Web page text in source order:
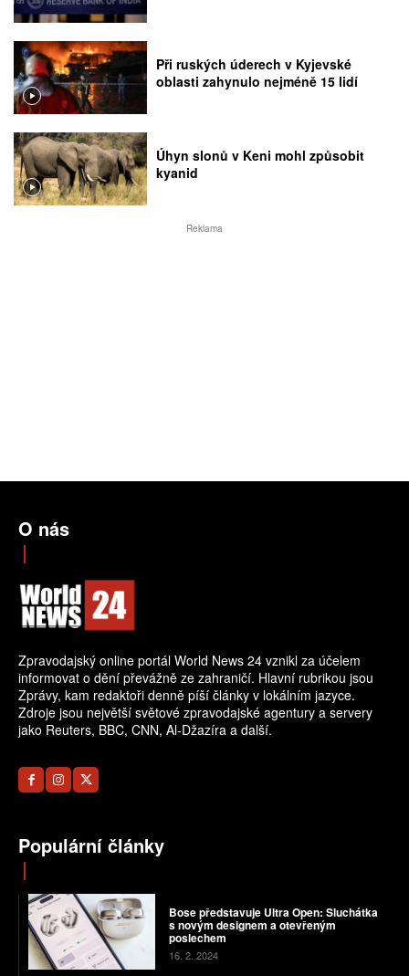
Při ruských úderech v Kyjevské
oblasti zahynulo nejméně 15 lidí
Úhyn slonů v Keni mohl způsobit
kyanid
Reklama
O nás
Zpravodajský online portál World News 24 vznikl za účelem
informovat o dění převážně ze zahraničí. Hlavní rubrikou jsou
Zprávy, kam redaktoři denně píší články v lokálním jazyce.
Zdroje jsou největší světové zpravodajské agentury a servery
jako Reuters, BBC, CNN, Al-Džazíra a další.
Populární články
Bose představuje Ultra Open: Sluchátka
s novým designem a otevřeným
poslechem
16. 2. 2024